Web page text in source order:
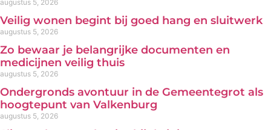
augustus 5, 2026
Veilig wonen begint bij goed hang en sluitwerk
augustus 5, 2026
Zo bewaar je belangrijke documenten en
medicijnen veilig thuis
augustus 5, 2026
Ondergronds avontuur in de Gemeentegrot als
hoogtepunt van Valkenburg
augustus 5, 2026